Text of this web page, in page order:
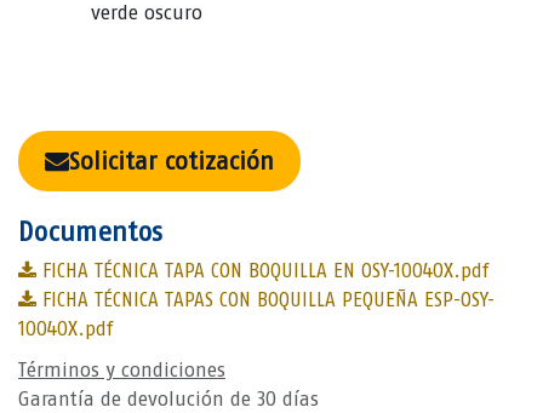
verde oscuro
Solicitar cotización
Documentos
FICHA TÉCNICA TAPA CON BOQUILLA EN OSY-10040X.pdf
FICHA TÉCNICA TAPAS CON BOQUILLA PEQUEÑA ESP-OSY-
10040X.pdf
Términos y condiciones
Garantía de devolución de 30 días